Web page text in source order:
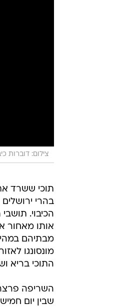
צילום: דוברות
תוכי ששרד
בהרי
הכיבוי.
אותו מאחור
מבתיהם
מונסונגו
התוכי בריא
שבין יום